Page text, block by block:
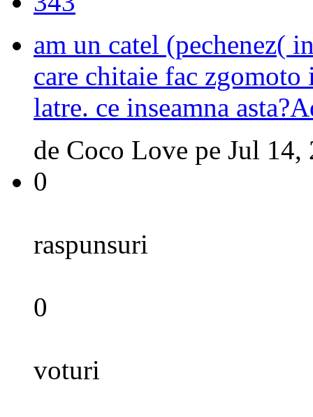
am un catel (pechenez(
care chitaie fac zgomoto
latre. ce inseamna
de Coco Love pe Jul 14,
0
raspunsuri
0
voturi